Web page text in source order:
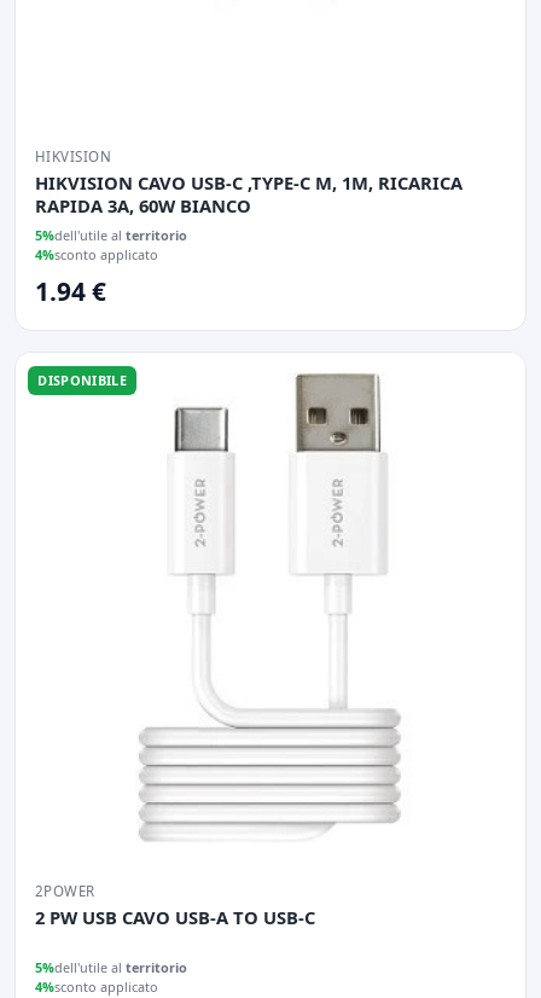
HIKVISION
HIKVISION CAVO USB-C ,TYPE-C M, 1M, RICARICA
RAPIDA 3A, 60W BIANCO
5%dell'utile al territorio
4%sconto applicato
1.94 €
DISPONIBILE
2POWER
2 PW USB CAVO USB-A TO USB-C
5%dell'utile al territorio
4%sconto applicato